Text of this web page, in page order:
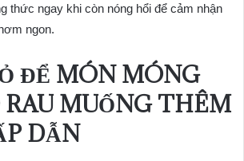
thức ngay khi còn nóng hổi để cảm nhận
ngon.
ĐỂ MÓN MÓNG
RAU MUỐNG THÊM
DẪN